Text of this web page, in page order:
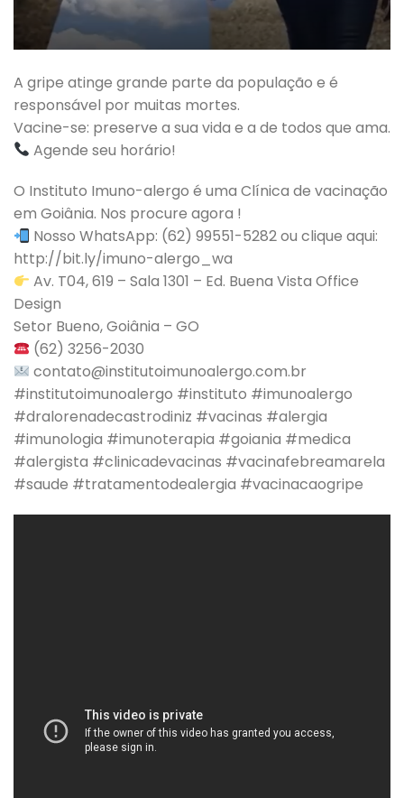
A gripe atinge grande parte da população e é
responsável por muitas mortes.
Vacine-se: preserve a sua vida e a de todos que ama.
Agende seu horário!
O Instituto Imuno-alergo é uma Clínica de vacinação
em Goiânia. Nos procure agora !
Nosso WhatsApp: (62) 99551-5282 ou clique aqui:
http://bit.ly/imuno-alergo_wa
Av. T04, 619 – Sala 1301 – Ed. Buena Vista Office
Design
Setor Bueno, Goiânia – GO
(62) 3256-2030
contato@institutoimunoalergo.com.br
#institutoimunoalergo #instituto #imunoalergo
#dralorenadecastrodiniz #vacinas #alergia
#imunologia #imunoterapia #goiania #medica
#alergista #clinicadevacinas #vacinafebreamarela
#saude #tratamentodealergia #vacinacaogripe